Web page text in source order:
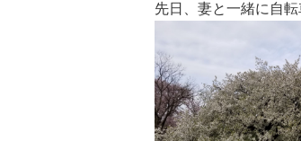
先日、妻と一緒に自